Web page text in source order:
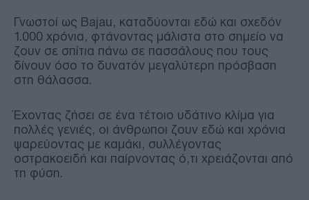
Γνωστοί ως Bajau, καταδύονται εδώ και σχεδόν
1.000 χρόνια, φτάνοντας μάλιστα στο σημείο να
ζουν σε σπίτια πάνω σε πασσάλους που τους
δίνουν όσο το δυνατόν μεγαλύτερη πρόσβαση
στη θάλασσα.
Έχοντας ζήσει σε ένα τέτοιο υδάτινο κλίμα για
πολλές γενιές, οι άνθρωποι ζουν εδώ και χρόνια
ψαρεύοντας με καμάκι, συλλέγοντας
οστρακοειδή και παίρνοντας ό,τι χρειάζονται από
τη φύση.